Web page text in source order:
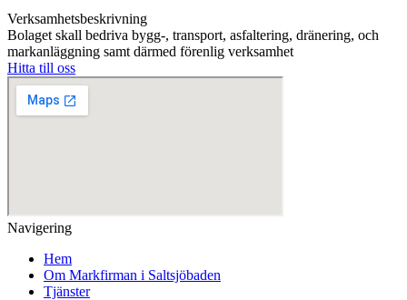
Verksamhetsbeskrivning
Bolaget skall bedriva bygg-, transport, asfaltering, dränering, och
markanläggning samt därmed förenlig verksamhet
Hitta till oss
Navigering
Hem
Om Markfirman i Saltsjöbaden
Tjänster